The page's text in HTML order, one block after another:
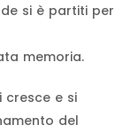
si è partiti per
memoria.
cresce e si
del